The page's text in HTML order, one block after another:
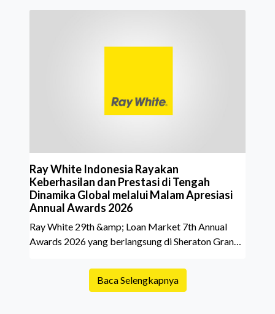
aktif merencanakan kepemilikan hunian maupun
kepemilikan hingga riwaya
Ray White Indonesia Rayakan
Keberhasilan dan Prestasi di Tengah
Dinamika Global melalui Malam Apresiasi
Annual Awards 2026
Ray White 29th &amp; Loan Market 7th Annual
Awards 2026 yang berlangsung di Sheraton Grand
menjadi momen istimewa bagi para pelaku industri
properti dan keuangan. Lebih dari 400 marketing
Baca Selengkapnya